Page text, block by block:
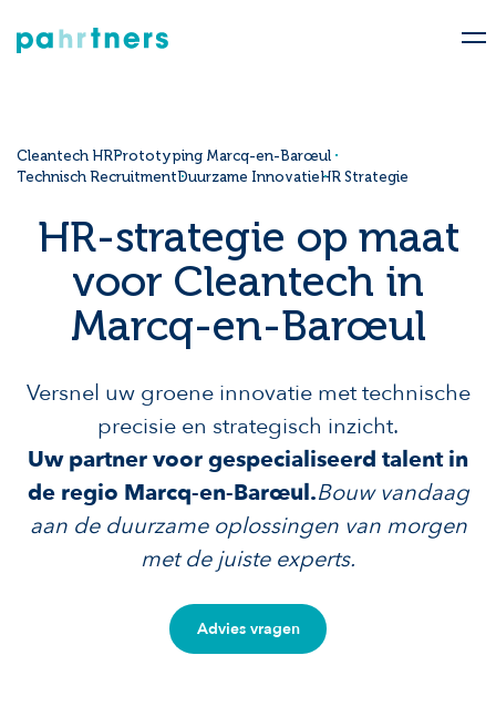
Cleantech HRPrototyping Marcq-en-Barœul
Technisch RecruitmentDuurzame InnovatieHR Strategie
HR-strategie op maat
voor Cleantech in
Marcq-en-Barœul
Versnel uw groene innovatie met technische
precisie en strategisch inzicht.
Uw partner voor gespecialiseerd talent in
de regio Marcq-en-Barœul.Bouw vandaag
aan de duurzame oplossingen van morgen
met de juiste experts.
Advies vragen